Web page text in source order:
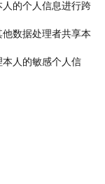
的个人信息进行跨
数据处理者共享本
人的敏感个人信